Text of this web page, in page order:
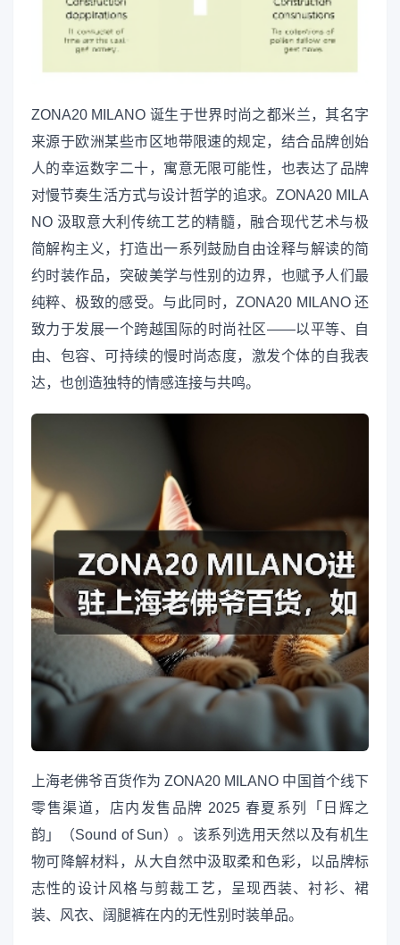
ZONA20 MILANO 诞生于世界时尚之都米兰，其名字
来源于欧洲某些市区地带限速的规定，结合品牌创始
人的幸运数字二十，寓意无限可能性，也表达了品牌
对慢节奏生活方式与设计哲学的追求。ZONA20 MILA
NO 汲取意大利传统工艺的精髓，融合现代艺术与极
简解构主义，打造出一系列鼓励自由诠释与解读的简
约时装作品，突破美学与性别的边界，也赋予人们最
纯粹、极致的感受。与此同时，ZONA20 MILANO 还
致力于发展一个跨越国际的时尚社区——以平等、自
由、包容、可持续的慢时尚态度，激发个体的自我表
达，也创造独特的情感连接与共鸣。
上海老佛爷百货作为 ZONA20 MILANO 中国首个线下
零售渠道，店内发售品牌 2025 春夏系列「日辉之
韵」（Sound of Sun）。该系列选用天然以及有机生
物可降解材料，从大自然中汲取柔和色彩，以品牌标
志性的设计风格与剪裁工艺，呈现西装、衬衫、裙
装、风衣、阔腿裤在内的无性别时装单品。